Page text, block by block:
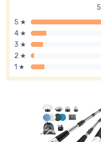
5 ★
4 ★
3 ★
2 ★
1 ★